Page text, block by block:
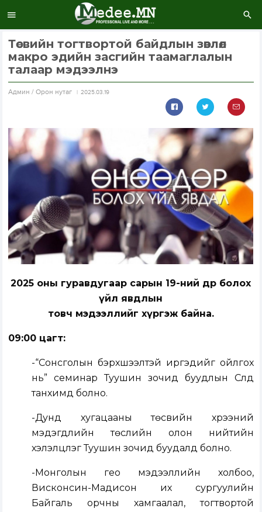
Төсвийн тогтвортой байдлын зөвлөл
макро эдийн засгийн таамаглалын
талаар мэдээлнэ
Aдмин / Орон нутаг 2025.03.19
2025 оны гуравдугаар сарын 19-ний өдөр болох
үйл явдлын
товч мэдээллийг хүргэж байна.
09:00 цагт:
-“Сонсголын бэрхшээлтэй иргэдийг ойлгох
нь” семинар Туушин зочид буудлын Сүлд
танхимд болно.
-Дунд хугацааны төсвийн хүрээний
мэдэгдлийн төслийн олон нийтийн
хэлэлцүүлэг Туушин зочид буудалд болно.
-Монголын гео мэдээллийн холбоо,
Висконсин-Мадисон их сургуулийн
Байгаль орчны хамгаалал, тогтвортой